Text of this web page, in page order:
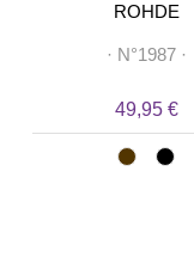
ROHDE
· N°1987·
49,95 €